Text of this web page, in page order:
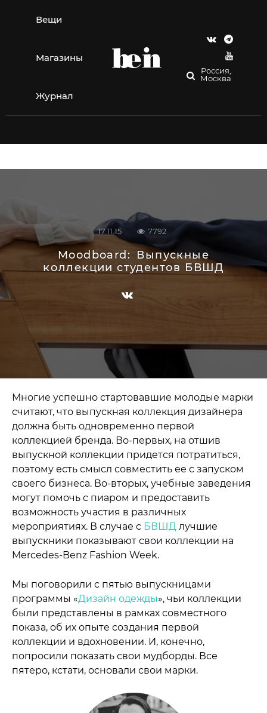
содержимому
Вещи
Магазины
Журнал
Россия,
Москва
17.11.15 7792
Moodboard: Выпускные
коллекции студентов БВШД
Многие успешно стартовавшие молодые марки
считают, что выпускная коллекция дизайнера
должна быть одновременно первой
коллекцией бренда. Во-первых, на отшив
выпускной коллекции придется потратиться,
поэтому есть смысл совместить ее с запуском
своего бизнеса. Во-вторых, учебные заведения
могут помочь с пиаром и предоставить
возможность участия в различных
мероприятиях. В случае с БВШД лучшие
выпускники показывают свои коллекции на
Mercedes-Benz Fashion Week.
Мы поговорили с пятью выпускницами
программы «Дизайн одежды», чьи коллекции
были представлены в рамках совместного
показа, об их опыте создания первой
коллекции и вдохновении. И, конечно,
попросили показать свои мудборды. Все
пятеро, кстати, основали свои марки.